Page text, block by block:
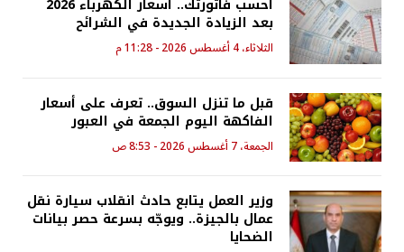
احسب فاتورتك.. أسعار الكهرباء 2026
بعد الزيادة الجديدة في الشرائح
الثلاثاء، 4 أغسطس 2026 - 11:28 م
قبل ما تنزل السوق.. تعرف على أسعار
الفاكهة اليوم الجمعة في العبور
الجمعة، 7 أغسطس 2026 - 8:53 ص
وزير العمل يتابع حادث انقلاب سيارة نقل
عمال بالجيزة.. ويوجّه بسرعة حصر بيانات
الضحايا